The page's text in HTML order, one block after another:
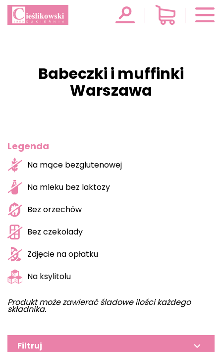
Babeczki i muffinki
Warszawa
Legenda
Na mące bezglutenowej
Na mleku bez laktozy
Bez orzechów
Bez czekolady
Zdjęcie na opłatku
Na ksylitolu
Produkt może zawierać śladowe ilości każdego
składnika.
Filtruj